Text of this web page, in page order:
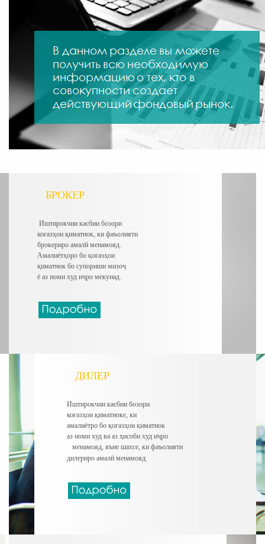
БРОКЕР
Иштирокчии касбии бозори
коғазҳои қиматнок, ки фаъолияти
брокериро амалӣ менамояд.
Амалиётҳоро бо қоғазҳои
қиматнок бо супориши мизоҷ
ё аз номи худ иҷро мекунад.
ДИЛЕР
Иштирокчии касбии бозори
коғазҳои қиматноке, ки
амалиётро бо қоғазҳои қиматнок
аз номи худ ва аз ҳисоби худ иҷро
менамояд, яъне шахсе, ки фаъолияти
дилериро амалӣ менамояд.